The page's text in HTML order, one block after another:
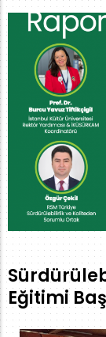
Eğitimi